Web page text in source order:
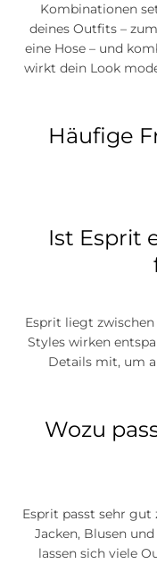
Kombinationen
deines Outfits –
eine Hose – und
wirkt dein Look
Häufige
Ist Esprit
Esprit liegt
Styles wirken
Details mit, um
Wozu
Esprit passt sehr gut
Jacken, Blusen
lassen sich viele